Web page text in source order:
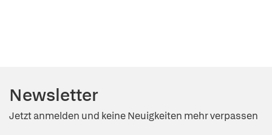
Newsletter
Jetzt anmelden und keine Neuigkeiten mehr verpassen